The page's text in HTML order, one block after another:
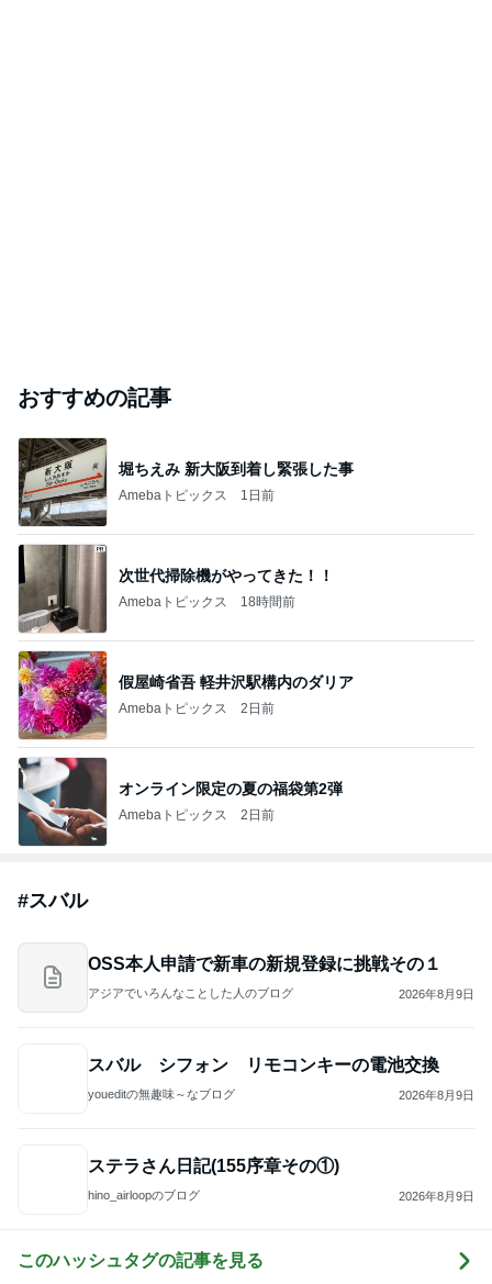
おすすめの記事
堀ちえみ 新大阪到着し緊張した事
Amebaトピックス 1日前
次世代掃除機がやってきた！！
Amebaトピックス 18時間前
假屋崎省吾 軽井沢駅構内のダリア
Amebaトピックス 2日前
オンライン限定の夏の福袋第2弾
Amebaトピックス 2日前
#スバル
OSS本人申請で新車の新規登録に挑戦その１
アジアでいろんなことした人のブログ 2026年8月9日
スバル シフォン リモコンキーの電池交換
youeditの無趣味～なブログ 2026年8月9日
ステラさん日記(155序章その①)
hino_airloopのブログ 2026年8月9日
このハッシュタグの記事を見る